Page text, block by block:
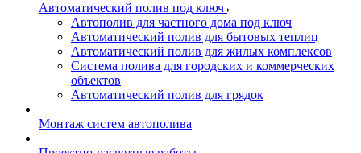
Автоматический полив под ключ
Автополив для частного дома под ключ
Автоматический полив для бытовых теплиц
Автоматический полив для жилых комплексов
Система полива для городских и коммерческих
объектов
Автоматический полив для грядок
Монтаж систем автополива